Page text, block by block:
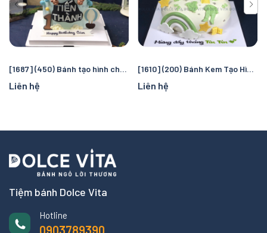
[1687] (450) Bánh tạo hình chủ đề khinh khí cầu cho sinh nhật đầu đời của bé
Liên hệ
[1610] (200) Bánh Kem Tạo Hình Chú Rắn Cho Sinh nhật, Thôi nôi, Đầy tháng tuổi Rắn
Liên hệ
Tiệm bánh Dolce Vita
Hotline
0903789390